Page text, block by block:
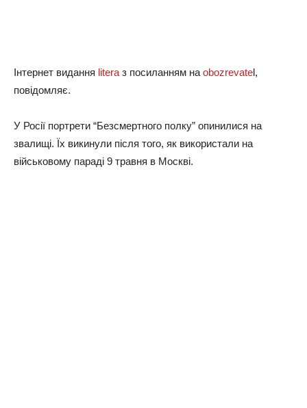
Інтернет видання litera з посиланням на obozrevatel,
повідомляє.
У Росії портрети “Безсмертного полку” опинилися на
звалищі. Їх викинули після того, як використали на
військовому параді 9 травня в Москві.